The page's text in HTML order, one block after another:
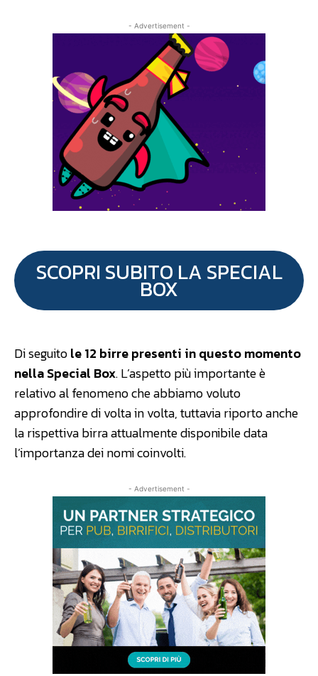
- Advertisement -
SCOPRI SUBITO LA SPECIAL
BOX
Di seguitole 12 birre presenti in questo momento
nella Special Box. L’aspetto più importante è
relativo al fenomeno che abbiamo voluto
approfondire di volta in volta, tuttavia riporto anche
la rispettiva birra attualmente disponibile data
l’importanza dei nomi coinvolti.
- Advertisement -